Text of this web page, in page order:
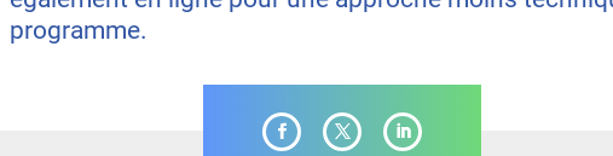
programme.